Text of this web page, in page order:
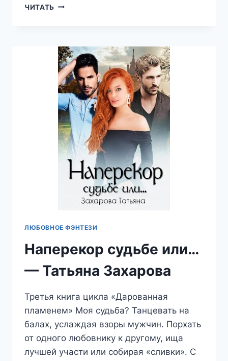
ЧИТАТЬ СРЫВАЯ
ВЛЮБИТЬСЯ»
—
МИССИЯ
НЕВЫПОЛНИМА
—
ТАТЬЯНА
ЗАХАРОВА
ЛЮБОВНОЕ ФЭНТЕЗИ
Наперекор судьбе или…
— Татьяна Захарова
Третья книга цикла «Дарованная
пламенем» Моя судьба? Танцевать на
балах, услаждая взоры мужчин. Порхать
от одного любовнику к другому, ища
лучшей участи или собирая «сливки». С